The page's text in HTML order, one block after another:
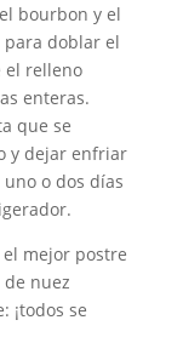
bourbon y el
doblar el
el relleno
enteras.
que se
y dejar enfriar
o dos días